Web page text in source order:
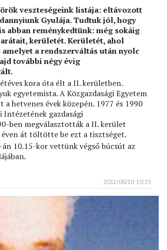
veszteségeink listája: eltávozott
Gyulája. Tudtuk jól, hogy
abban reménykedtünk: még sokáig
kerületét. Kerületét, ahol
a rendszerváltás után nyolc
további négy évig
kora óta élt a II. kerületben.
egyetemista. A Közgazdasági Egyetem
hetvenes évek közepén. 1977 és 1990
gazdasági
ben megválasztották a II. kerület
át töltötte be ezt a tisztséget.
10.15-kor vettünk végső búcsút az
2011/06/10 10:15